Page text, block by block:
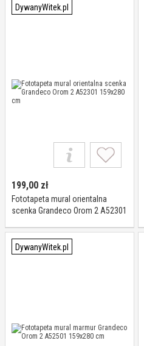
DywanyWitek.pl
199,00 zł
Fototapeta mural orientalna
scenka Grandeco Orom 2 A52301
DywanyWitek.pl